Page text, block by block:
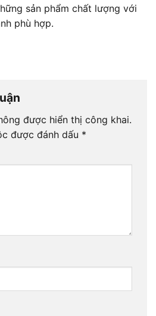
sản phẩm chất lượng với
phù hợp.
được hiển thị công khai.
được đánh dấu *